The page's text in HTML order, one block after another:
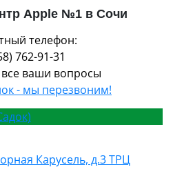
Apple №1 в Сочи
телефон:
762-91-31
ваши вопросы
- мы перезвоним!
Карусель, д.3 ТРЦ